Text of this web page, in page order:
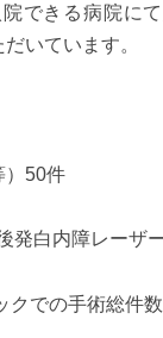
できる病院に
いています。
）50件
発白内障レー
での手術総件